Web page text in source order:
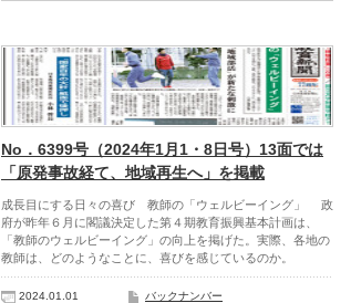
No．6399号（2024年1月1・8日号）13面では
「原発事故経て、地域再生へ」を掲載
成長目にする日々の喜び 教師の「ウェルビーイング」 政
府が昨年６月に閣議決定した第４期教育振興基本計画は、
「教師のウェルビーイング」の向上を掲げた。実際、各地の
教師は、どのようなことに、喜びを感じているのか。
2024.01.01 バックナンバー